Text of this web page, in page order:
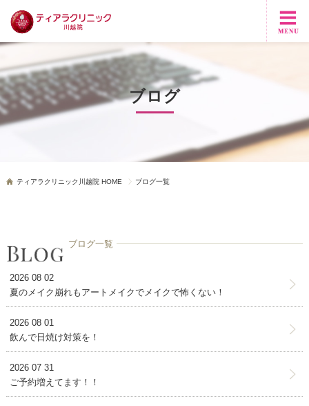
ブログ
ティアラクリニック川越院 HOME ブログ一覧
ブログ一覧
2026 08 02
夏のメイク崩れもアートメイクでメイクで怖くない！
2026 08 01
飲んで日焼け対策を！
2026 07 31
ご予約増えてます！！